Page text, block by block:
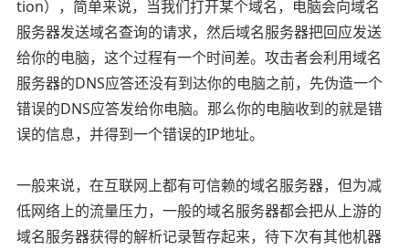
tion），简单来说，当我们打开某个域名，电脑会向域名
服务器发送域名查询的请求，然后域名服务器把回应发送
给你的电脑，这个过程有一个时间差。攻击者会利用域名
服务器的DNS应答还没有到达你的电脑之前，先伪造一个
错误的DNS应答发给你电脑。那么你的电脑收到的就是错
误的信息，并得到一个错误的IP地址。
一般来说，在互联网上都有可信赖的域名服务器，但为减
低网络上的流量压力，一般的域名服务器都会把从上游的
域名服务器获得的解析记录暂存起来，待下次有其他机器